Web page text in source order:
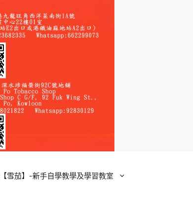
雪茄】-新手自學教學及學習教室